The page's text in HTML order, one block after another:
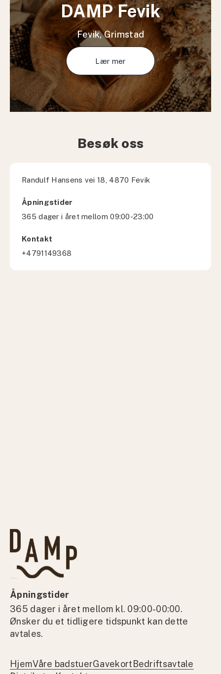
DAMP Fevik
Fevik, Grimstad
Lær mer
Besøk oss
Randulf Hansens vei 18, 4870 Fevik
Åpningstider
365 dager i året mellom 09:00-23:00
Kontakt
+4791149368
Åpningstider
365 dager i året mellom kl. 09:00-00:00.
Ønsker du et tidligere tidspunkt kan dette
avtales.
HjemVåre badstuerGavekort Bedriftsavtale